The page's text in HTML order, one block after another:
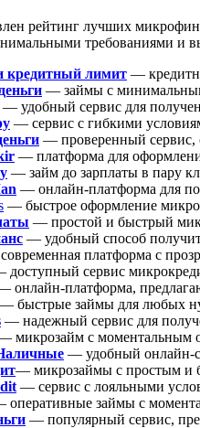
рейтинг лучших
требованиями и
кредитный лимит —
— займы с
— удобный сервис для
— сервис с гибкими
— проверенный
— платформа для
— займ до зарплаты в пару
— онлайн-платформа для
— быстрое оформление
— простой и быстрый
— удобный способ
платформа с
доступный сервис
онлайн-платформа,
— быстрые займы для любых
— надежный сервис для
микрозайм с моментальным
— удобный онлайн-
— микрозаймы с простым и
— сервис с лояльными
оперативные займы с
— популярный сервис,